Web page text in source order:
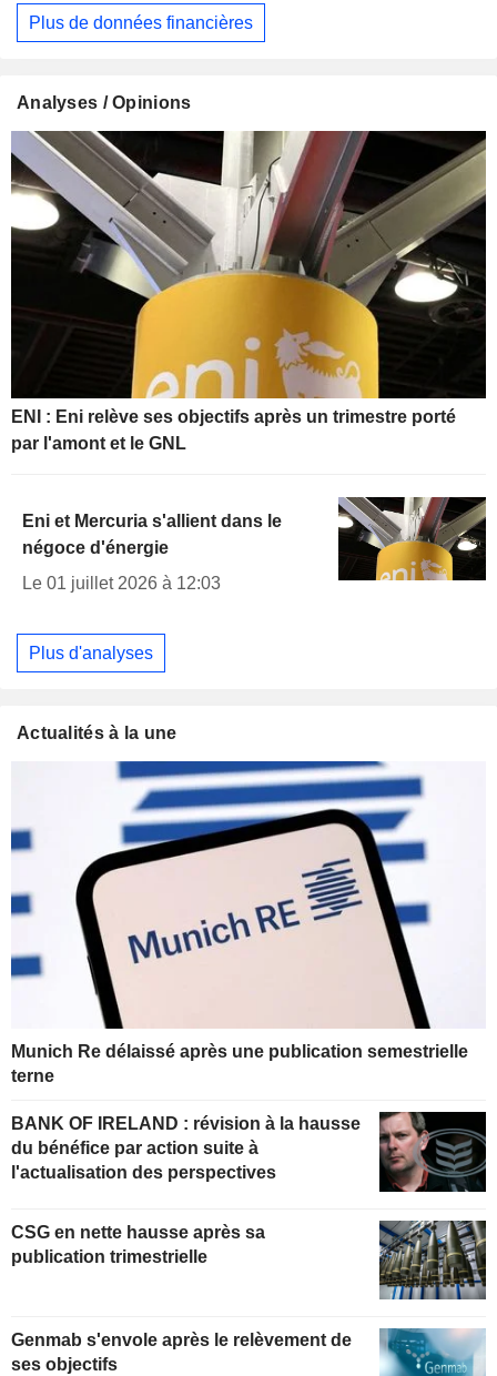
Plus de données financières
Analyses / Opinions
ENI : Eni relève ses objectifs après un trimestre porté
par l'amont et le GNL
Eni et Mercuria s'allient dans le
négoce d'énergie
Le 01 juillet 2026 à 12:03
Plus d'analyses
Actualités à la une
Munich Re délaissé après une publication semestrielle
terne
BANK OF IRELAND : révision à la hausse
du bénéfice par action suite à
l'actualisation des perspectives
CSG en nette hausse après sa
publication trimestrielle
Genmab s'envole après le relèvement de
ses objectifs